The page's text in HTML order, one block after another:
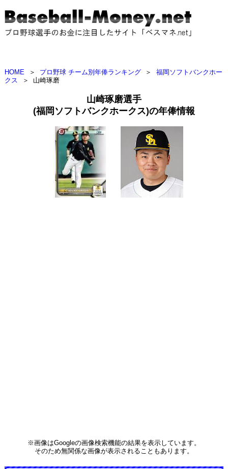
HOME ＞ プロ野球 チーム別年俸ランキング ＞
福岡ソフトバンクホー
クス
＞ 山崎琢磨
山崎琢磨選手
(福岡ソフトバンクホークス)の年俸情報
※画像はGoogleの画像検索機能の結果を表示しています。
そのため無関係な画像が表示されることもあります。